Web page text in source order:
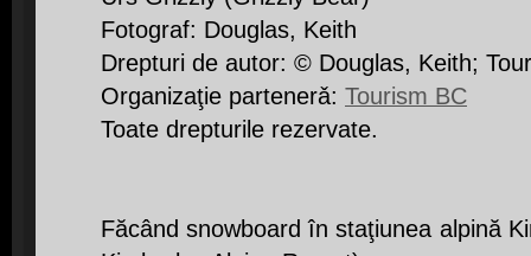
Fotograf: Douglas, Keith
Drepturi de autor: © Douglas, Keith;
Organizaţie partenerǎ: Tourism BC
Toate drepturile rezervate.
Făcând snowboard în staţiunea alpină